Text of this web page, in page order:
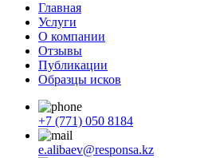
Главная
Услуги
О компании
Отзывы
Публикации
Образцы исков
+7 (771) 050 8184
e.alibaev@responsa.kz